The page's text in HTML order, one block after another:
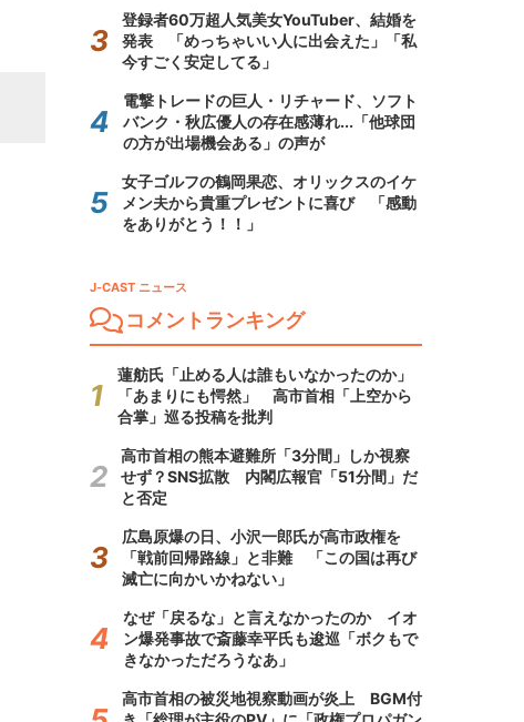
登録者60万超人気美女YouTuber、結婚を
発表 「めっちゃいい人に出会えた」「私
今すごく安定してる」
電撃トレードの巨人・リチャード、ソフト
バンク・秋広優人の存在感薄れ...「他球団
の方が出場機会ある」の声が
女子ゴルフの鶴岡果恋、オリックスのイケ
メン夫から貴重プレゼントに喜び 「感動
をありがとう！！」
J-CAST ニュース
コメントランキング
蓮舫氏「止める人は誰もいなかったのか」
「あまりにも愕然」 高市首相「上空から
合掌」巡る投稿を批判
高市首相の熊本避難所「3分間」しか視察
せず？SNS拡散 内閣広報官「51分間」だ
と否定
広島原爆の日、小沢一郎氏が高市政権を
「戦前回帰路線」と非難 「この国は再び
滅亡に向かいかねない」
なぜ「戻るな」と言えなかったのか イオ
ン爆発事故で斎藤幸平氏も逡巡「ボクもで
きなかっただろうなあ」
高市首相の被災地視察動画が炎上 BGM付